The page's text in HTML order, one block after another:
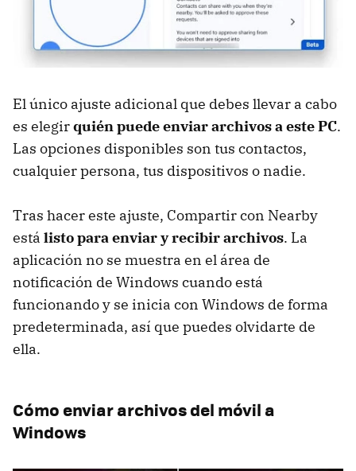
El único ajuste adicional que debes llevar a cabo
es elegirquién puede enviar archivos a este PC.
Las opciones disponibles son tus contactos,
cualquier persona, tus dispositivos o nadie.
Tras hacer este ajuste, Compartir con Nearby
está listo para enviar y recibir archivos. La
aplicación no se muestra en el área de
notificación de Windows cuando está
funcionando y se inicia con Windows de forma
predeterminada, así que puedes olvidarte de
ella.
Cómo enviar archivos del móvil a
Windows